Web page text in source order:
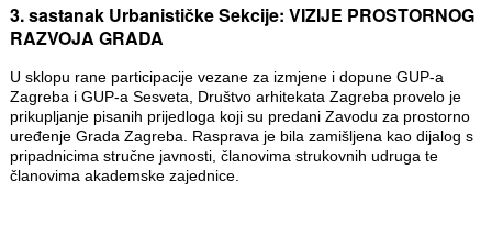
3. sastanak Urbanističke Sekcije: VIZIJE PROSTORNOG
RAZVOJA GRADA
U sklopu rane participacije vezane za izmjene i dopune GUP-a
Zagreba i GUP-a Sesveta, Društvo arhitekata Zagreba provelo je
prikupljanje pisanih prijedloga koji su predani Zavodu za prostorno
uređenje Grada Zagreba. Rasprava je bila zamišljena kao dijalog s
pripadnicima stručne javnosti, članovima strukovnih udruga te
članovima akademske zajednice.